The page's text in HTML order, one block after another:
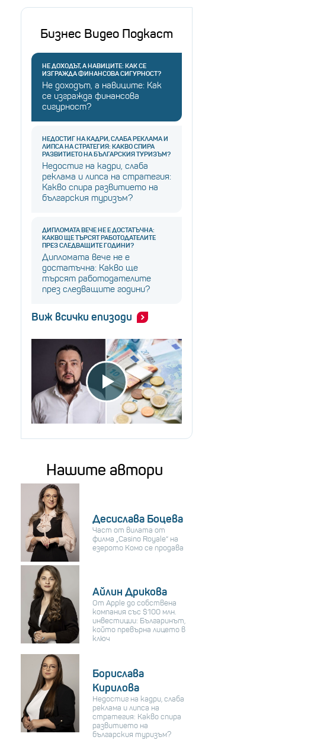
Бизнес Видео Подкаст
НЕ ДОХОДЪТ, А НАВИЦИТЕ: КАК СЕ
ИЗГРАЖДА ФИНАНСОВА СИГУРНОСТ?
Не доходът, а навиците: Как
се изгражда финансова
сигурност?
НЕДОСТИГ НА КАДРИ, СЛАБА РЕКЛАМА И
ЛИПСА НА СТРАТЕГИЯ: КАКВО СПИРА
РАЗВИТИЕТО НА БЪЛГАРСКИЯ ТУРИЗЪМ?
Недостиг на кадри, слаба
реклама и липса на стратегия:
Какво спира развитието на
българския туризъм?
ДИПЛОМАТА ВЕЧЕ НЕ Е ДОСТАТЪЧНА:
КАКВО ЩЕ ТЪРСЯТ РАБОТОДАТЕЛИТЕ
ПРЕЗ СЛЕДВАЩИТЕ ГОДИНИ?
Дипломата вече не е
достатъчна: Какво ще
търсят работодателите
през следващите години?
Виж всички епизоди
Нашите автори
Десислава Боцева
Част от вилата от
филма „Casino Royale“ на
езерото Комо се продава
Айлин Дрикова
От Apple до собствена
компания със $100 млн.
инвестиции: Българинът,
който превърна лицето в
ключ
Борислава
Кирилова
Недостиг на кадри, слаба
реклама и липса на
стратегия: Какво спира
развитието на
българския туризъм?